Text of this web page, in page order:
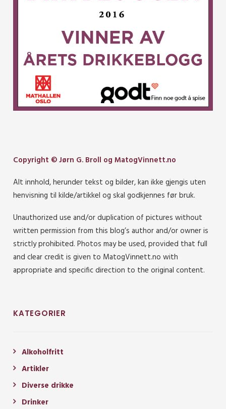
Copyright © Jørn G. Broll og MatogVinnett.no
Alt innhold, herunder tekst og bilder, kan ikke gjengis uten
henvisning til kilde/artikkel og skal godkjennes før bruk.
Unauthorized use and/or duplication of pictures without
written permission from this blog’s author and/or owner is
strictly prohibited. Photos may be used, provided that full
and clear credit is given to MatogVinnett.no with
appropriate and specific direction to the original content.
KATEGORIER
Alkoholfritt
Artikler
Diverse drikke
Drinker